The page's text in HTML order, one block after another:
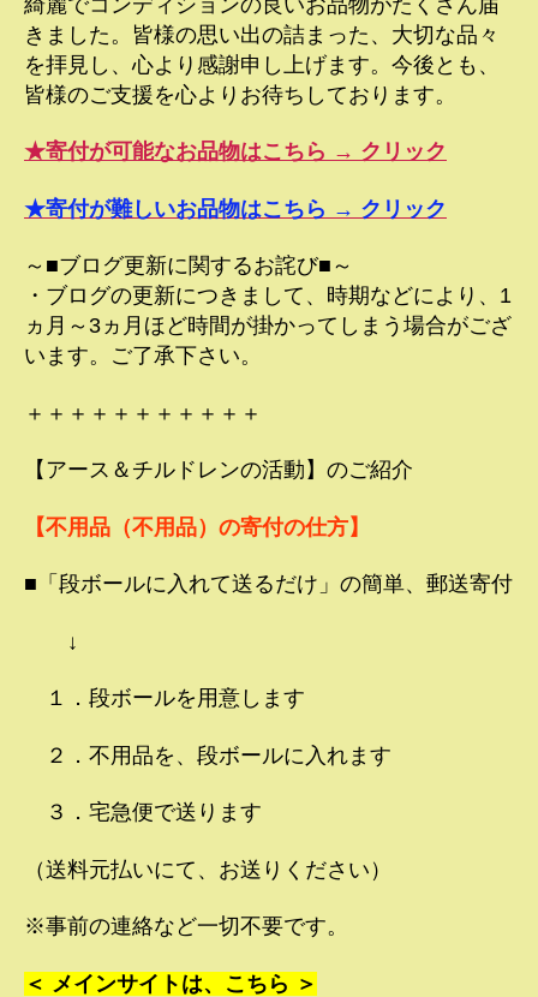
きました。皆様の思い出の詰まった、大切な品々
を拝見し、心より感謝申し上げます。今後とも、
皆様のご支援を心よりお待ちしております。
★寄付が可能なお品物はこちら → クリック
★寄付が難しいお品物はこちら → クリック
～■ブログ更新に関するお詫び■～
・ブログの更新につきまして、時期などにより、1
ヵ月～3ヵ月ほど時間が掛かってしまう場合がござ
います。ご了承下さい。
＋＋＋＋＋＋＋＋＋＋＋
【アース＆チルドレンの活動】のご紹介
【不用品（不用品）の寄付の仕方】
■「段ボールに入れて送るだけ」の簡単、郵送寄付
↓
１．段ボールを用意します
２．不用品を、段ボールに入れます
３．宅急便で送ります
（送料元払いにて、お送りください）
※事前の連絡など一切不要です。
＜ メインサイトは、こちら ＞